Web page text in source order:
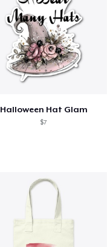
Halloween Hat Glam
$7